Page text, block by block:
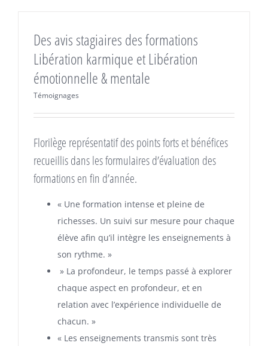
Des avis stagiaires des formations
Libération karmique et Libération
émotionnelle & mentale
Témoignages
Florilège représentatif des points forts et bénéfices
recueillis dans les formulaires d’évaluation des
formations en fin d’année.
« Une formation intense et pleine de
richesses. Un suivi sur mesure pour chaque
élève afin qu’il intègre les enseignements à
son rythme. »
» La profondeur, le temps passé à explorer
chaque aspect en profondeur, et en
relation avec l’expérience individuelle de
chacun. »
« Les enseignements transmis sont très